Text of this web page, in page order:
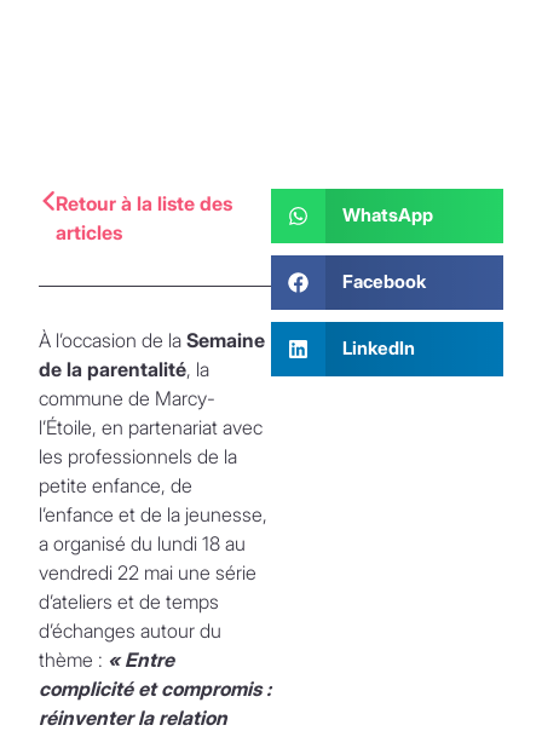
Retour à la liste des
articles
À l’occasion de la Semaine
de la parentalité, la
commune de Marcy-
l’Étoile, en partenariat avec
les professionnels de la
petite enfance, de
l’enfance et de la jeunesse,
a organisé du lundi 18 au
vendredi 22 mai une série
d’ateliers et de temps
d’échanges autour du
thème : « Entre
complicité et compromis :
réinventer la relation
WhatsApp
Facebook
LinkedIn